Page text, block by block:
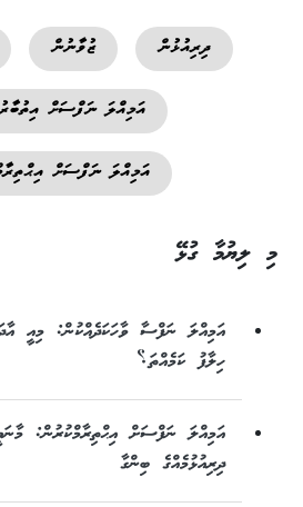
ދިރިއުޅުން ޒުވާނުން
އަމިއްލަ ނަފްސަށް
އަމިއްލަ ނަފްސަށް
މި ލިޔުމާ ގުޅޭ
އަމިއްލަ ނަފްސާ ވާހަކަދެއްކުން: މިއީ
ހިލާފު ކަމެއްތަ؟
އަމިއްލަ ނަފްސަށް އިޙްތިރާމްކުރުން:
ދިރިއުޅުމެއްގެ ބިންގާ